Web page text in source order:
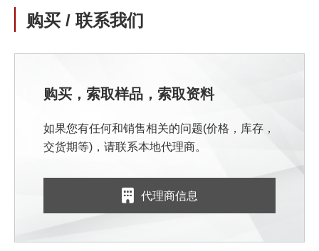
购买 / 联系我们
购买，索取样品，索取资料
如果您有任何和销售相关的问题(价格，库存，
交货期等)，请联系本地代理商。
代理商信息